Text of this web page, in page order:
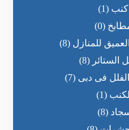
(1)
(0)
للمنازل (8)
(8)
فى دبى (7)
(1)
(8)